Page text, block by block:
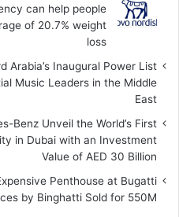
can help people
of 20.7% weight
loss
Arabia’s Inaugural Power List
Music Leaders in the Middle
East
Benz Unveil the World’s First
in Dubai with an Investment
Value of AED 30 Billion
Penthouse at Bugatti
by Binghatti Sold for 550M